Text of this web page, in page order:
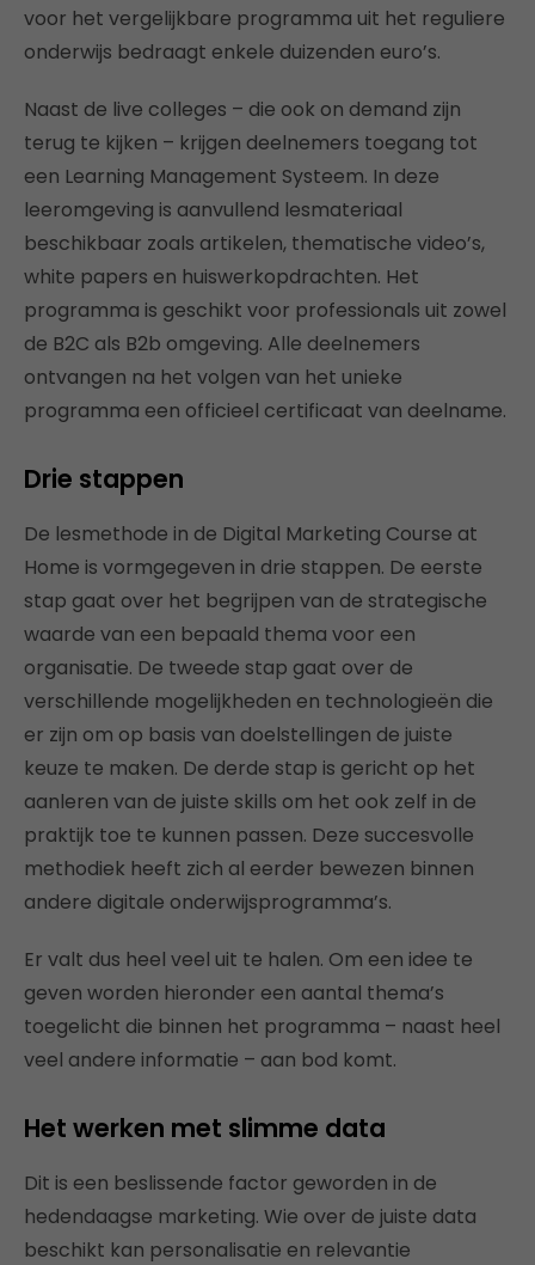
voor het vergelijkbare programma uit het reguliere
onderwijs bedraagt enkele duizenden euro’s.
Naast de live colleges – die ook on demand zijn
terug te kijken – krijgen deelnemers toegang tot
een Learning Management Systeem. In deze
leeromgeving is aanvullend lesmateriaal
beschikbaar zoals artikelen, thematische video’s,
white papers en huiswerkopdrachten. Het
programma is geschikt voor professionals uit zowel
de B2C als B2b omgeving. Alle deelnemers
ontvangen na het volgen van het unieke
programma een officieel certificaat van deelname.
Drie stappen
De lesmethode in de Digital Marketing Course at
Home is vormgegeven in drie stappen. De eerste
stap gaat over het begrijpen van de strategische
waarde van een bepaald thema voor een
organisatie. De tweede stap gaat over de
verschillende mogelijkheden en technologieën die
er zijn om op basis van doelstellingen de juiste
keuze te maken. De derde stap is gericht op het
aanleren van de juiste skills om het ook zelf in de
praktijk toe te kunnen passen. Deze succesvolle
methodiek heeft zich al eerder bewezen binnen
andere digitale onderwijsprogramma’s.
Er valt dus heel veel uit te halen. Om een idee te
geven worden hieronder een aantal thema’s
toegelicht die binnen het programma – naast heel
veel andere informatie – aan bod komt.
Het werken met slimme data
Dit is een beslissende factor geworden in de
hedendaagse marketing. Wie over de juiste data
beschikt kan personalisatie en relevantie